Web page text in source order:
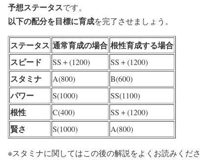
予想ステータスです。
以下の配分を目標に育成を完了させましょう。
ステータス 通常育成の場合 根性育成する場合
スピード
SS＋(1200) SS＋(1200)
スタミナ A(800) B(600)
パワー S(1000) SS(1100)
根性 C(400) SS＋(1200)
賢さ S(1000) A(800)
※スタミナに関してはこの後の解説をよくお読みくださ